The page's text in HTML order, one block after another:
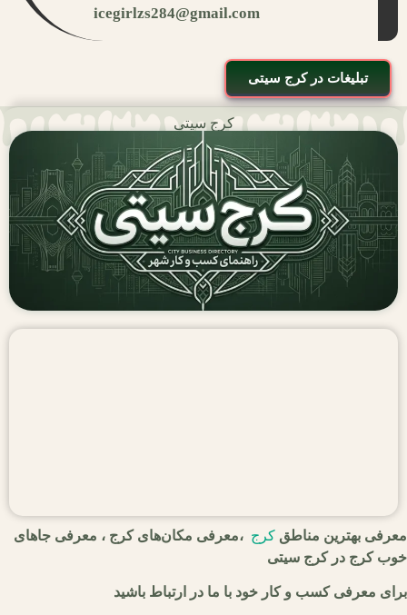
icegirlzs284@gmail.com
تبلیغات در کرج سیتی
کرج سیتی
معرفی بهترین مناطق کرج ،معرفی مکان‌های کرج ، معرفی جاهای
خوب کرج در کرج سیتی
برای معرفی کسب و کار خود با ما در ارتباط باشید